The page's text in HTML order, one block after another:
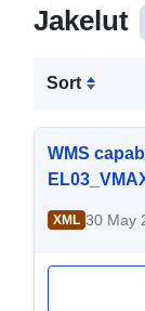
Jakelut
Sort
WMS
XML 30 May